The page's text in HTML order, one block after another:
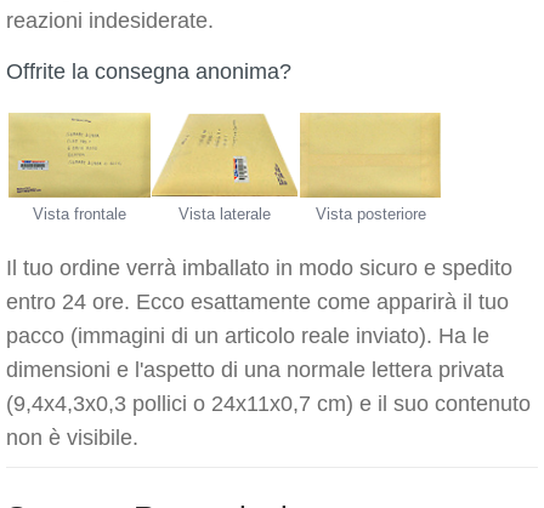
reazioni indesiderate.
Offrite la consegna anonima?
Vista frontale Vista laterale Vista posteriore
Il tuo ordine verrà imballato in modo sicuro e spedito
entro 24 ore. Ecco esattamente come apparirà il tuo
pacco (immagini di un articolo reale inviato). Ha le
dimensioni e l'aspetto di una normale lettera privata
(9,4x4,3x0,3 pollici o 24x11x0,7 cm) e il suo contenuto
non è visibile.